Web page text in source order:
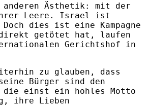
Ästhetik: mit der
ihrer Leere. Israel ist
dies ist eine Kampagne
getötet hat, laufen
Gerichtshof in
zu glauben, dass
Bürger sind den
einst ein hohles Motto
ihre Lieben